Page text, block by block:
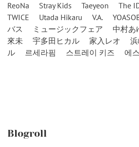
ReoNa
Stray Kids Taeyeon
The
TWICE
Utada Hikaru V.A.
バス
ミュージックフェア 中村あ
來未
宇多田ヒカル 家入レオ
ル
르세라핌 스트레이 키즈 에
Blogroll